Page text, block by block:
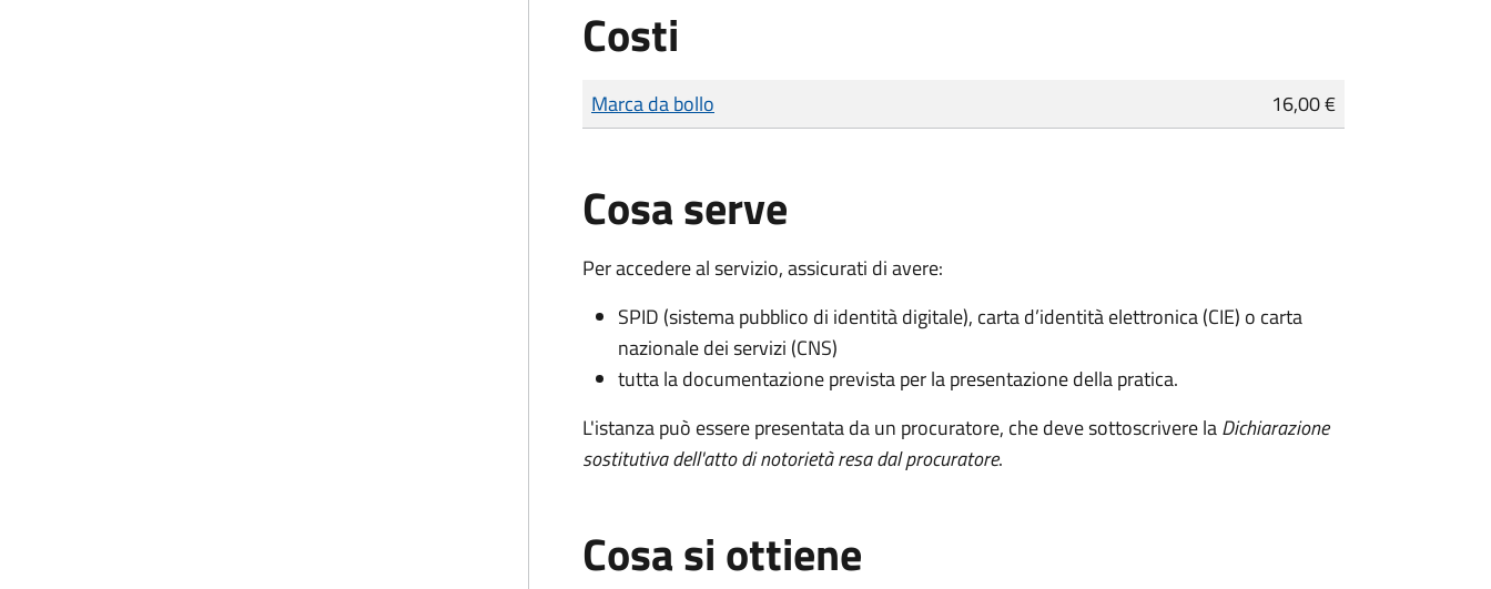
Costi
Tipo di pagamento
Importo
Marca da bollo 16,00 €
Cosa serve
Per accedere al servizio, assicurati di avere:
SPID (sistema pubblico di identità digitale), carta d’identità elettronica (CIE) o carta
nazionale dei servizi (CNS)
tutta la documentazione prevista per la presentazione della pratica.
L'istanza può essere presentata da un procuratore, che deve sottoscrivere laDichiarazione
sostitutiva dell'atto di notorietà resa dal procuratore.
Cosa si ottiene